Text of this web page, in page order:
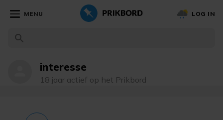
MENU LOG IN
interesse
18 jaar actief op het Prikbord